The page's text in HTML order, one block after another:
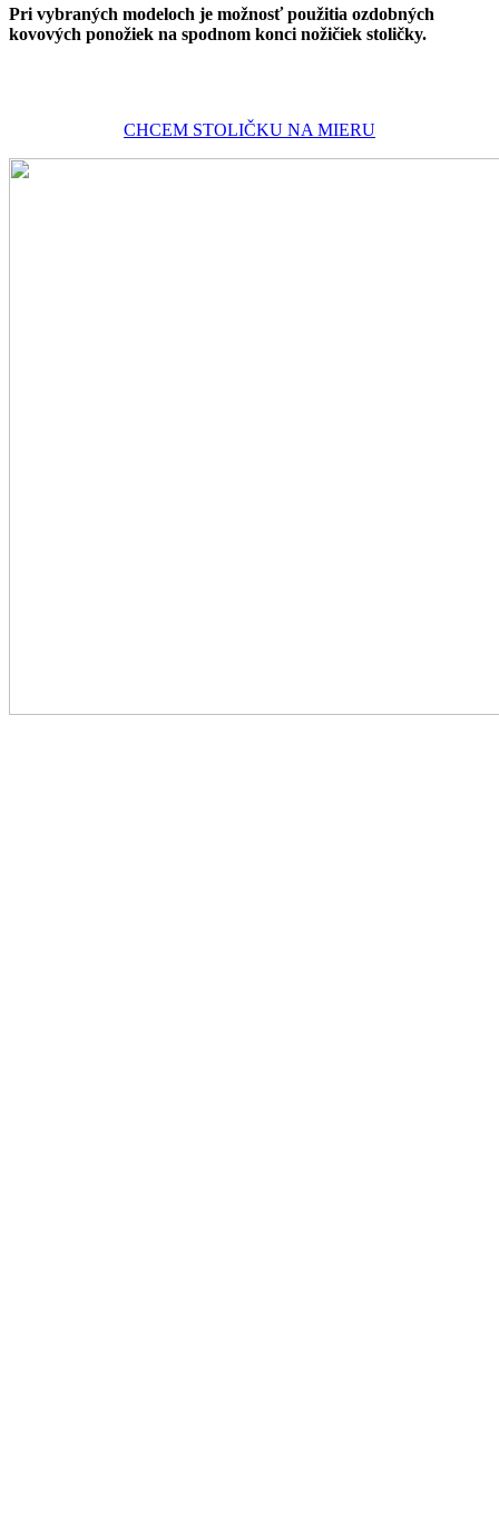
Pri vybraných modeloch je možnosť použitia ozdobných
kovových ponožiek na spodnom konci nožičiek stoličky.
CHCEM STOLIČKU NA MIERU